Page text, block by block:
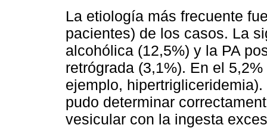
La etiología más frecuente
pacientes) de los casos. La
alcohólica (12,5%) y la PA
retrógrada (3,1%). En el
ejemplo,
pudo determinar
vesicular con la ingesta